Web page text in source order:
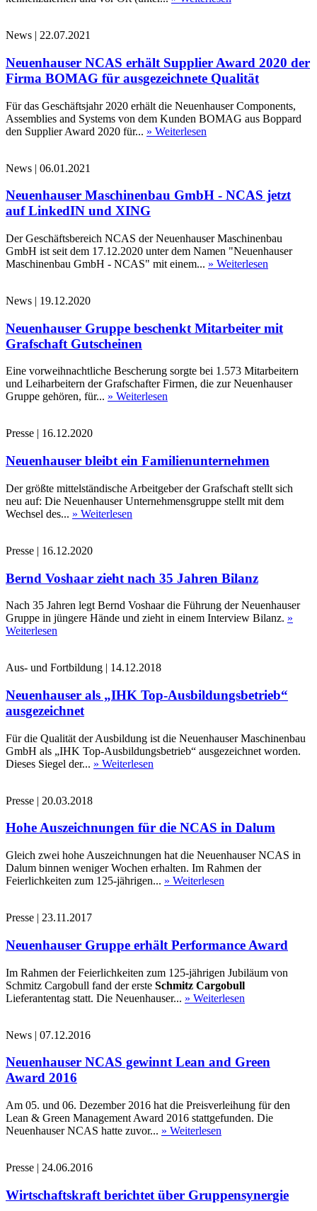
News | 22.07.2021
Neuenhauser NCAS erhält Supplier Award 2020 der
Firma BOMAG für ausgezeichnete Qualität
Für das Geschäftsjahr 2020 erhält die Neuenhauser Components,
Assemblies and Systems von dem Kunden BOMAG aus Boppard
den Supplier Award 2020 für... » Weiterlesen
News | 06.01.2021
Neuenhauser Maschinenbau GmbH - NCAS jetzt
auf LinkedIN und XING
Der Geschäftsbereich NCAS der Neuenhauser Maschinenbau
GmbH ist seit dem 17.12.2020 unter dem Namen "Neuenhauser
Maschinenbau GmbH - NCAS" mit einem... » Weiterlesen
News | 19.12.2020
Neuenhauser Gruppe beschenkt Mitarbeiter mit
Grafschaft Gutscheinen
Eine vorweihnachtliche Bescherung sorgte bei 1.573 Mitarbeitern
und Leiharbeitern der Grafschafter Firmen, die zur Neuenhauser
Gruppe gehören, für... » Weiterlesen
Presse | 16.12.2020
Neuenhauser bleibt ein Familienunternehmen
Der größte mittelständische Arbeitgeber der Grafschaft stellt sich
neu auf: Die Neuenhauser Unternehmensgruppe stellt mit dem
Wechsel des... » Weiterlesen
Presse | 16.12.2020
Bernd Voshaar zieht nach 35 Jahren Bilanz
Nach 35 Jahren legt Bernd Voshaar die Führung der Neuenhauser
Gruppe in jüngere Hände und zieht in einem Interview Bilanz. »
Weiterlesen
Aus- und Fortbildung | 14.12.2018
Neuenhauser als „IHK Top-Ausbildungsbetrieb“
ausgezeichnet
Für die Qualität der Ausbildung ist die Neuenhauser Maschinenbau
GmbH als „IHK Top-Ausbildungsbetrieb“ ausgezeichnet worden.
Dieses Siegel der... » Weiterlesen
Presse | 20.03.2018
Hohe Auszeichnungen für die NCAS in Dalum
Gleich zwei hohe Auszeichnungen hat die Neuenhauser NCAS in
Dalum binnen weniger Wochen erhalten. Im Rahmen der
Feierlichkeiten zum 125-jährigen... » Weiterlesen
Presse | 23.11.2017
Neuenhauser Gruppe erhält Performance Award
Im Rahmen der Feierlichkeiten zum 125-jährigen Jubiläum von
Schmitz Cargobull fand der erste Schmitz Cargobull
Lieferantentag statt. Die Neuenhauser... » Weiterlesen
News | 07.12.2016
Neuenhauser NCAS gewinnt Lean and Green
Award 2016
Am 05. und 06. Dezember 2016 hat die Preisverleihung für den
Lean & Green Management Award 2016 stattgefunden. Die
Neuenhauser NCAS hatte zuvor... » Weiterlesen
Presse | 24.06.2016
Wirtschaftskraft berichtet über Gruppensynergie